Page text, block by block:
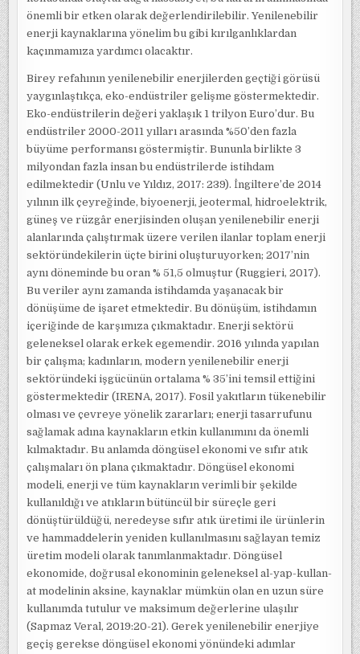
önemli bir etken olarak değerlendirilebilir. Yenilenebilir
enerji kaynaklarına yönelim bu gibi kırılganlıklardan
kaçınmamıza yardımcı olacaktır.
Birey refahının yenilenebilir enerjilerden geçtiği görüsü
yaygınlaştıkça, eko-endüstriler gelişme göstermektedir.
Eko-endüstrilerin değeri yaklaşık 1 trilyon Euro’dur. Bu
endüstriler 2000-2011 yılları arasında %50’den fazla
büyüme performansı göstermiştir. Bununla birlikte 3
milyondan fazla insan bu endüstrilerde istihdam
edilmektedir (Unlu ve Yıldız, 2017: 239). İngiltere’de 2014
yılının ilk çeyreğinde, biyoenerji, jeotermal, hidroelektrik,
güneş ve rüzgâr enerjisinden oluşan yenilenebilir enerji
alanlarında çalıştırmak üzere verilen ilanlar toplam enerji
sektöründekilerin üçte birini oluşturuyorken; 2017’nin
aynı döneminde bu oran % 51,5 olmuştur (Ruggieri, 2017).
Bu veriler aynı zamanda istihdamda yaşanacak bir
dönüşüme de işaret etmektedir. Bu dönüşüm, istihdamın
içeriğinde de karşımıza çıkmaktadır. Enerji sektörü
geleneksel olarak erkek egemendir. 2016 yılında yapılan
bir çalışma; kadınların, modern yenilenebilir enerji
sektöründeki işgücünün ortalama % 35’ini temsil ettiğini
göstermektedir (IRENA, 2017). Fosil yakıtların tükenebilir
olması ve çevreye yönelik zararları; enerji tasarrufunu
sağlamak adına kaynakların etkin kullanımını da önemli
kılmaktadır. Bu anlamda döngüsel ekonomi ve sıfır atık
çalışmaları ön plana çıkmaktadır. Döngüsel ekonomi
modeli, enerji ve tüm kaynakların verimli bir şekilde
kullanıldığı ve atıkların bütüncül bir süreçle geri
dönüştürüldüğü, neredeyse sıfır atık üretimi ile ürünlerin
ve hammaddelerin yeniden kullanılmasını sağlayan temiz
üretim modeli olarak tanımlanmaktadır. Döngüsel
ekonomide, doğrusal ekonominin geleneksel al-yap-kullan-
at modelinin aksine, kaynaklar mümkün olan en uzun süre
kullanımda tutulur ve maksimum değerlerine ulaşılır
(Sapmaz Veral, 2019:20-21). Gerek yenilenebilir enerjiye
geçiş gerekse döngüsel ekonomi yönündeki adımlar